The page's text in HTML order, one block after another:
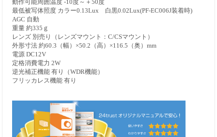
動作可能周囲温度 -10度～＋50度
最低被写体照度 カラー0.13Lux 白黒0.02Lux(PF-EC006J装着時)
AGC 自動
重量 約335ｇ
レンズ 別売り（レンズマウント：C/CSマウント）
外形寸法 約60.3（幅）×50.2（高）×116.5（奥）mm
電源 DC12V
定格消費電力 2W
逆光補正機能 有り（WDR機能）
フリッカレス機能 有り